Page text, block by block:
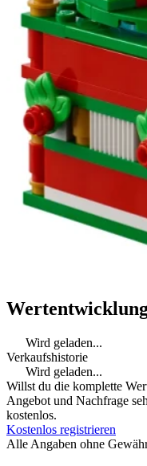
Wird geladen...
Verkaufshistorie
Wird geladen...
Willst du die komplette
Angebot und Nachfrage
kostenlos.
Kostenlos registrieren
Alle Angaben ohne